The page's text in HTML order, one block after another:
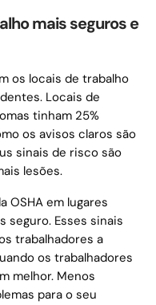
mais seguros e
os locais de trabalho
Locais de
tinham 25%
os avisos claros são
sinais de risco são
lesões.
OSHA em lugares
seguro. Esses sinais
trabalhadores a
os trabalhadores
melhor. Menos
para o seu